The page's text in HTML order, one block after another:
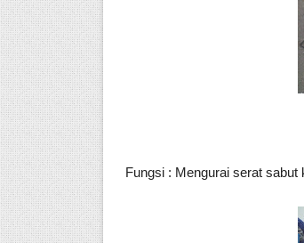
Fungsi : Mengurai serat sabut